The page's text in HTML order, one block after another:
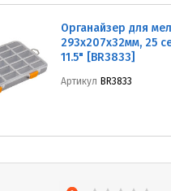
Органайзер для
293x207x32мм, 25
11.5" [BR3833]
Артикул BR3833